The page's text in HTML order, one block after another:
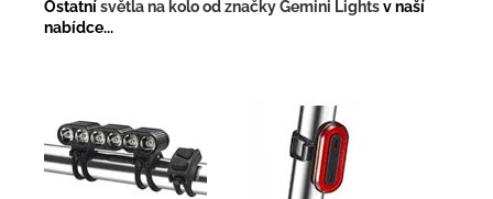
Ostatnísvětla na kolo od značky Gemini Lightsv naší
nabídce...